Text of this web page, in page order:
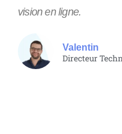
vision en ligne.
Valentin
Directeur